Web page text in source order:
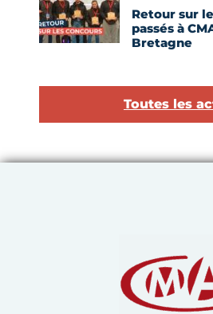
Retour sur
passés à
Bretagne
Toutes les
Chambre de